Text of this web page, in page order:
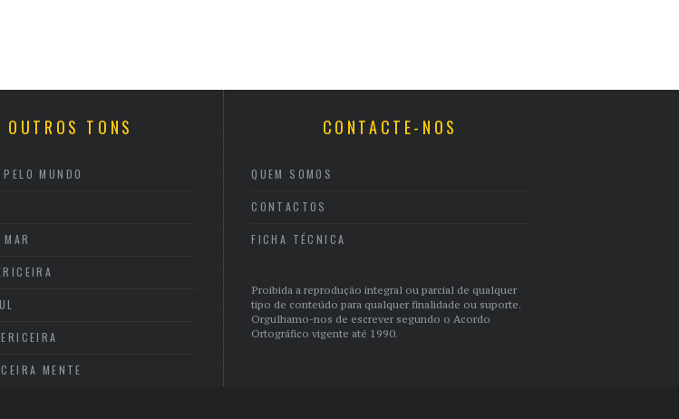
OUTROS TONS
MUNDO
MENTE
CONTACTE-NOS
QUEM SOMOS
CONTACTOS
FICHA TÉCNICA
Proibida a reprodução integral ou parcial de qualquer
tipo de conteúdo para qualquer finalidade ou suporte.
Orgulhamo-nos de escrever segundo o Acordo
Ortográfico vigente até 1990.